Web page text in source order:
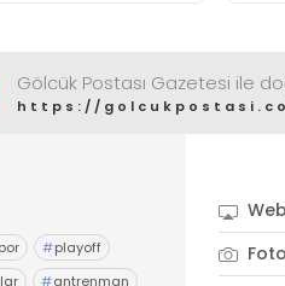
Gölcük Postası Gazetesi ile
https://
#playoff
#antrenman